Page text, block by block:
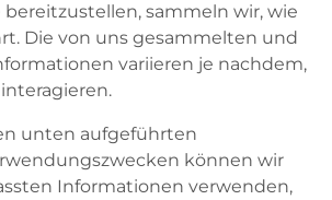
sammeln wir, wie
Die von uns gesammelten und
variieren je nachdem,
unten aufgeführten
können wir
Informationen verwenden,